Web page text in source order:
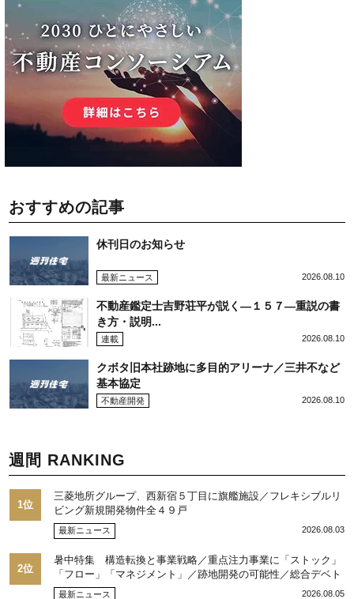
おすすめの記事
休刊日のお知らせ
最新ニュース 2026.08.10
不動産鑑定士吉野荘平が説く―１５７―重説の書
き方・説明...
連載 2026.08.10
クボタ旧本社跡地に多目的アリーナ／三井不など
基本協定
不動産開発 2026.08.10
週間 RANKING
1位
三菱地所グループ、西新宿５丁目に旗艦施設／フレキシブルリ
ビング新規開発物件全４９戸
最新ニュース 2026.08.03
2位
暑中特集 構造転換と事業戦略／重点注力事業に「ストック」
「フロー」「マネジメント」／跡地開発の可能性／総合デベト
ップ10目標に／自社ブランド構築へ体制整備／日本郵政不動産
最新ニュース 2026.08.05